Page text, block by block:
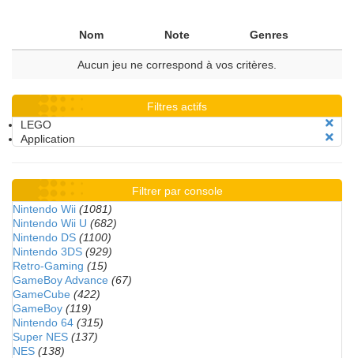
Nom Note Genres
Aucun jeu ne correspond à vos critères.
Filtres actifs
LEGO
Application
Filtrer par console
Nintendo Wii (1081)
Nintendo Wii U (682)
Nintendo DS (1100)
Nintendo 3DS (929)
Retro-Gaming (15)
GameBoy Advance (67)
GameCube (422)
GameBoy (119)
Nintendo 64 (315)
Super NES (137)
NES (138)